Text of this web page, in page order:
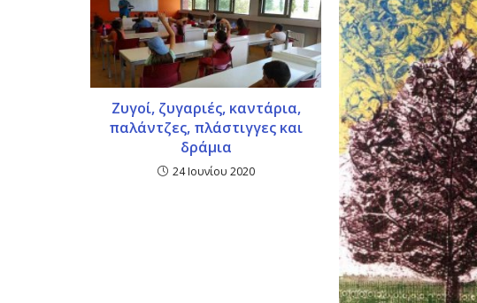
Ζυγοί, ζυγαριές, καντάρια,
παλάντζες, πλάστιγγες και
δράμια
24 Ιουνίου 2020